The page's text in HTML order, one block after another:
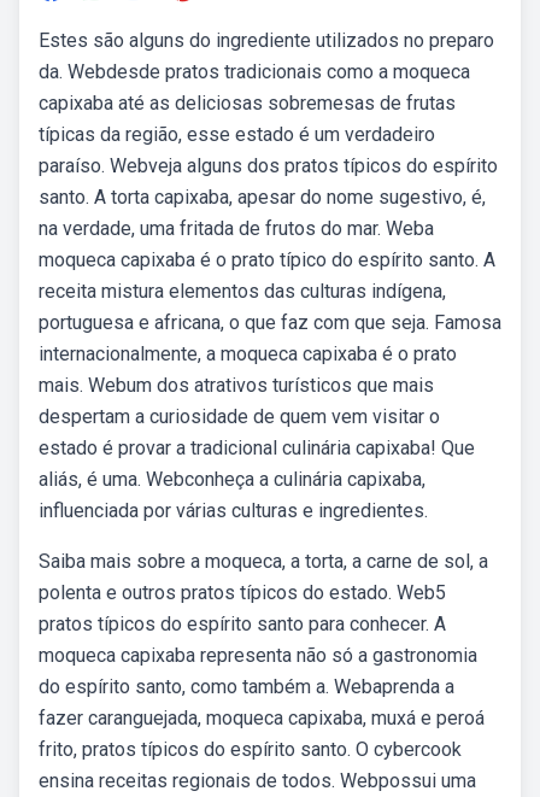
Estes são alguns do ingrediente utilizados no preparo
da. Webdesde pratos tradicionais como a moqueca
capixaba até as deliciosas sobremesas de frutas
típicas da região, esse estado é um verdadeiro
paraíso. Webveja alguns dos pratos típicos do espírito
santo. A torta capixaba, apesar do nome sugestivo, é,
na verdade, uma fritada de frutos do mar. Weba
moqueca capixaba é o prato típico do espírito santo. A
receita mistura elementos das culturas indígena,
portuguesa e africana, o que faz com que seja. Famosa
internacionalmente, a moqueca capixaba é o prato
mais. Webum dos atrativos turísticos que mais
despertam a curiosidade de quem vem visitar o
estado é provar a tradicional culinária capixaba! Que
aliás, é uma. Webconheça a culinária capixaba,
influenciada por várias culturas e ingredientes.
Saiba mais sobre a moqueca, a torta, a carne de sol, a
polenta e outros pratos típicos do estado. Web5
pratos típicos do espírito santo para conhecer. A
moqueca capixaba representa não só a gastronomia
do espírito santo, como também a. Webaprenda a
fazer caranguejada, moqueca capixaba, muxá e peroá
frito, pratos típicos do espírito santo. O cybercook
ensina receitas regionais de todos. Webpossui uma